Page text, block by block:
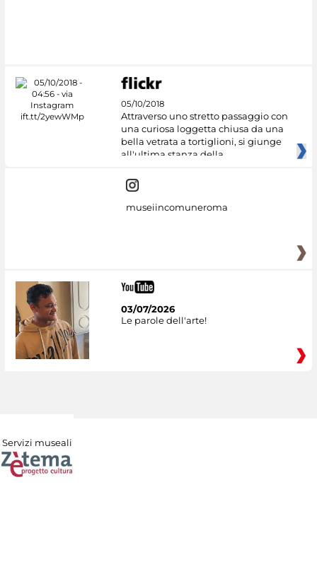
05/10/2018
Attraverso uno stretto passaggio con
una curiosa loggetta chiusa da una
bella vetrata a tortiglioni, si giunge
all'ultima stanza della
museiincomuneroma
03/07/2026
Le parole dell'arte!
Servizi museali